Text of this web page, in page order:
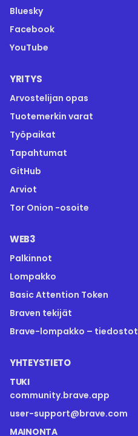
Bluesky
Facebook
YouTube
YRITYS
Arvostelijan opas
Tuotemerkin varat
Työpaikat
Tapahtumat
GitHub
Arviot
Tor Onion -osoite
WEB3
Palkinnot
Lompakko
Basic Attention Token
Braven tekijät
Brave-lompakko – tiedostot
YHTEYSTIETO
TUKI
community.brave.app
user-support@brave.com
MAINONTA